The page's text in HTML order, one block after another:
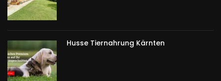
Husse Tiernahrung Kärnten